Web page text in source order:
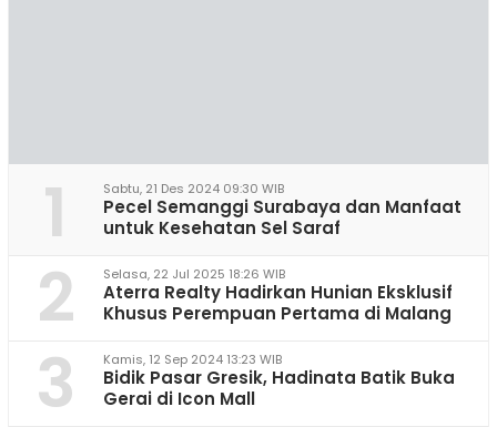
1 Sabtu, 21 Des 2024 09:30 WIB
Pecel Semanggi Surabaya dan Manfaat
untuk Kesehatan Sel Saraf
2 Selasa, 22 Jul 2025 18:26 WIB
Aterra Realty Hadirkan Hunian Eksklusif
Khusus Perempuan Pertama di Malang
3 Kamis, 12 Sep 2024 13:23 WIB
Bidik Pasar Gresik, Hadinata Batik Buka
Gerai di Icon Mall